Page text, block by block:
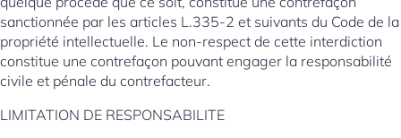
sanctionnée par les articles L.335-2 et suivants du Code de la
propriété intellectuelle. Le non-respect de cette interdiction
constitue une contrefaçon pouvant engager la responsabilité
civile et pénale du contrefacteur.
LIMITATION DE RESPONSABILITE